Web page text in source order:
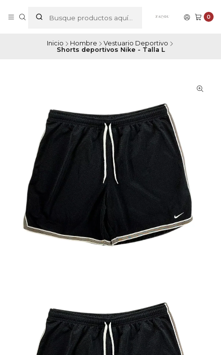
0
Inicio Hombre
Vestuario Deportivo
Shorts deportivos Nike - Talla L